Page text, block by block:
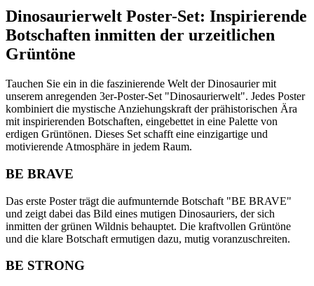
Dinosaurierwelt Poster-Set: Inspirierende
Botschaften inmitten der urzeitlichen
Grüntöne
Tauchen Sie ein in die faszinierende Welt der Dinosaurier mit
unserem anregenden 3er-Poster-Set "Dinosaurierwelt". Jedes Poster
kombiniert die mystische Anziehungskraft der prähistorischen Ära
mit inspirierenden Botschaften, eingebettet in eine Palette von
erdigen Grüntönen. Dieses Set schafft eine einzigartige und
motivierende Atmosphäre in jedem Raum.
BE BRAVE
Das erste Poster trägt die aufmunternde Botschaft "BE BRAVE"
und zeigt dabei das Bild eines mutigen Dinosauriers, der sich
inmitten der grünen Wildnis behauptet. Die kraftvollen Grüntöne
und die klare Botschaft ermutigen dazu, mutig voranzuschreiten.
BE STRONG